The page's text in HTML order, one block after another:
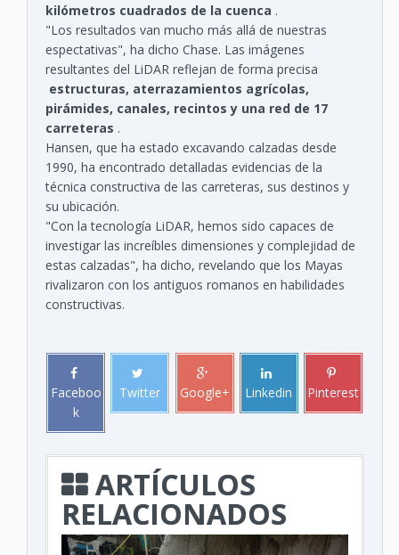
kilómetros cuadrados de la cuenca .
"Los resultados van mucho más allá de nuestras
espectativas", ha dicho Chase. Las imágenes
resultantes del LiDAR reflejan de forma precisa
estructuras, aterrazamientos agrícolas,
pirámides, canales, recintos y una red de 17
carreteras .
Hansen, que ha estado excavando calzadas desde
1990, ha encontrado detalladas evidencias de la
técnica constructiva de las carreteras, sus destinos y
su ubicación.
"Con la tecnología LiDAR, hemos sido capaces de
investigar las increíbles dimensiones y complejidad de
estas calzadas", ha dicho, revelando que los Mayas
rivalizaron con los antiguos romanos en habilidades
constructivas.
Faceboo
k
Twitter Google+ Linkedin Pinterest
ARTÍCULOS
RELACIONADOS